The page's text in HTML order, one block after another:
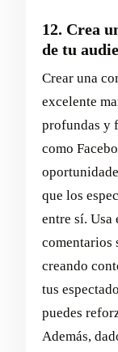
12. Crea
de tu
Crear una
excelente
profundas y
como
que los
entre sí. Usa
comentarios
creando
tus
puedes
Además,